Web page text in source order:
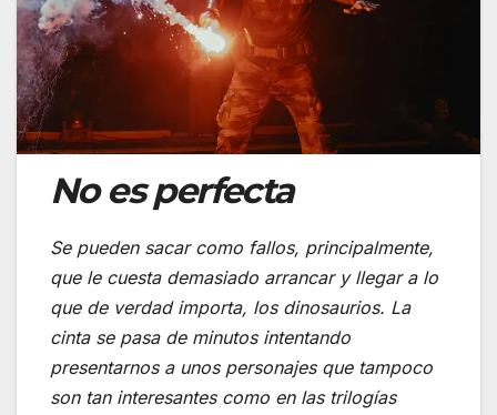
No es perfecta
Se pueden sacar como fallos, principalmente,
que le cuesta demasiado arrancar y llegar a lo
que de verdad importa, los dinosaurios. La
cinta se pasa de minutos intentando
presentarnos a unos personajes que tampoco
son tan interesantes como en las trilogías